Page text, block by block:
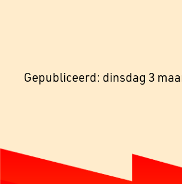
Gepubliceerd: dinsdag 3